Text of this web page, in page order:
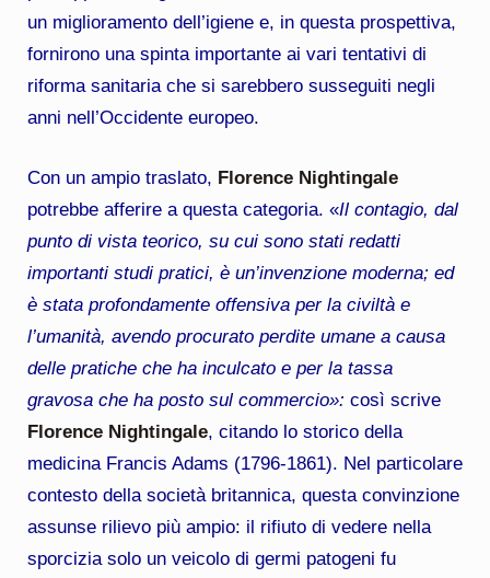
un miglioramento dell’igiene e, in questa prospettiva,
fornirono una spinta importante ai vari tentativi di
riforma sanitaria che si sarebbero susseguiti negli
anni nell’Occidente europeo.
Con un ampio traslato, Florence Nightingale
potrebbe afferire a questa categoria. «Il contagio, dal
punto di vista teorico, su cui sono stati redatti
importanti studi pratici, è un’invenzione moderna; ed
è stata profondamente offensiva per la civiltà e
l’umanità, avendo procurato perdite umane a causa
delle pratiche che ha inculcato e per la tassa
gravosa che ha posto sul commercio»: così scrive
Florence Nightingale, citando lo storico della
medicina Francis Adams (1796-1861). Nel particolare
contesto della società britannica, questa convinzione
assunse rilievo più ampio: il rifiuto di vedere nella
sporcizia solo un veicolo di germi patogeni fu